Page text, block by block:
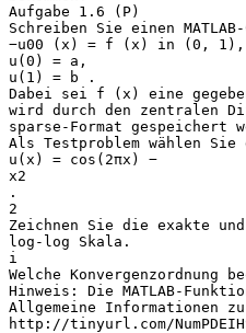
Aufgabe 1.6 (P)
Schreiben Sie einen
−u00 (x) = f (x) in (0, 1),
u(0) = a,
u(1) = b .
Dabei sei f (x) eine
wird durch den zentralen
sparse-Format gespeichert
Als Testproblem wählen Sie
u(x) = cos(2πx) −
x2
.
2
Zeichnen Sie die exakte
log-log Skala.
i
Welche Konvergenzordnung
Hinweis: Die MATLAB-
Allgemeine Informationen
http://tinyurl.com/